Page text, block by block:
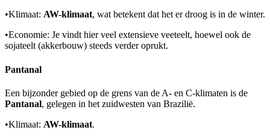
•Klimaat: AW-klimaat, wat betekent dat het er droog is in de winter.
•Economie: Je vindt hier veel extensieve veeteelt, hoewel ook de
sojateelt (akkerbouw) steeds verder oprukt.
Pantanal
Een bijzonder gebied op de grens van de A- en C-klimaten is de
Pantanal, gelegen in het zuidwesten van Brazilië.
•Klimaat: AW-klimaat.